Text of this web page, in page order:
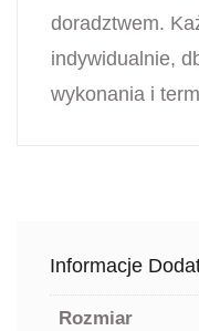
doradztwem.
indywidualnie,
wykonania i
Informacje
Rozmiar